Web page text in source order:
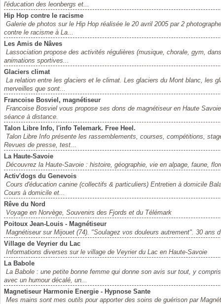
l'éducation des leonbergs et...
Hip Hop contre le racisme
Galerie de photos sur le Hip Hop réalisée le 20 avril 2005 par 2
contre le racisme à La...
Les Amis de Nâves
Lassociation propose des activités régulières (musique, chorale, gym,
animations sportives...
Glaciers climat
La relation entre les glaciers et le climat. Les glaciers du Mont blanc, les
merveilles que sont...
Francoise Bosviel, magnétiseur
Francoise Bosviel vous propose ses dons de magnétiseur en Haute
séance à distance.
Talon Libre Info, l'info Telemark. Free Heel.
Talon Libre Info présente les rassemblements, courses, compétitions,
Revues de presse, test...
La Haute-Savoie
Découvrez la Haute-Savoie : histoire, géographie, vie en alpage, faune,
Activ'dogs du Genevois
Cours d'éducation canine (collectifs & particuliers) Entretien à domicile
Cours à domicile et...
Rêve du Nord
Voyage en Norvège, Souvenirs des Fjords et du Télémark
Poitoux Jean-Louis - Magnétiseur
Magnétiseur sur Mijouet (74). "Soulagez vos douleurs autrement". 30 ans
Village de Veyrier du Lac
Informations diverses sur le village de Veyrier du Lac en Haute-Savoie
La Babole
La Babole : une petite bonne femme qui donne son avis sur tout, y
avec un humour décalé, un...
Magnetiseur Harmonie Energie - Hypnose Sante
Mes mains sont mes outils pour apporter des soins de guérison par